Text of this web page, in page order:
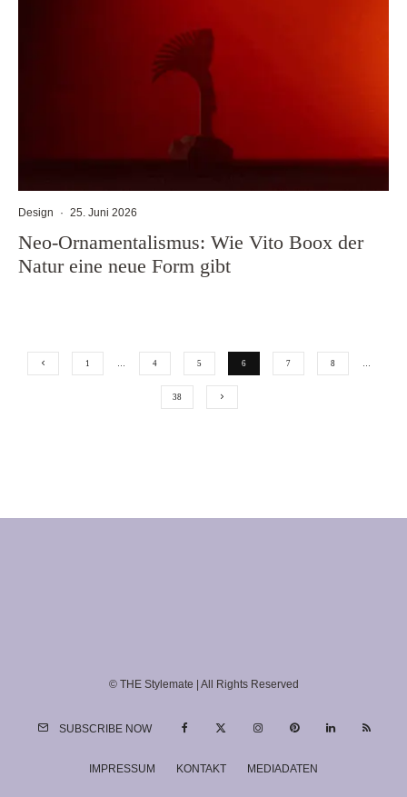
Design · 25. Juni 2026
Neo-Ornamentalismus: Wie Vito Boox der
Natur eine neue Form gibt
1 … 4 5 6 7 8 …
38
© THE Stylemate | All Rights Reserved
SUBSCRIBE NOW
IMPRESSUM KONTAKT MEDIADATEN